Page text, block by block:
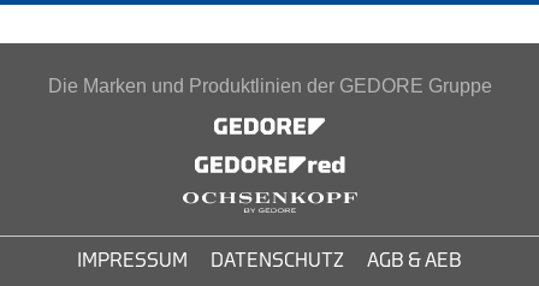
Die Marken und Produktlinien der GEDORE Gruppe
IMPRESSUM DATENSCHUTZ AGB & AEB